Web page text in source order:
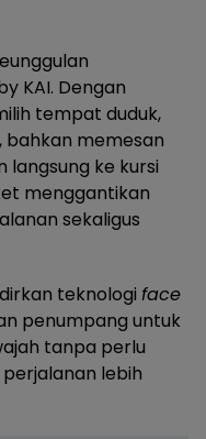
KAI. Dengan
tempat duduk,
memesan
langsung ke kursi
menggantikan
sekaligus
teknologi face
penumpang untuk
tanpa perlu
lebih